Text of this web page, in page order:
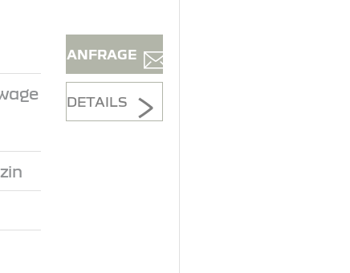
ANFRAGE
DETAILS